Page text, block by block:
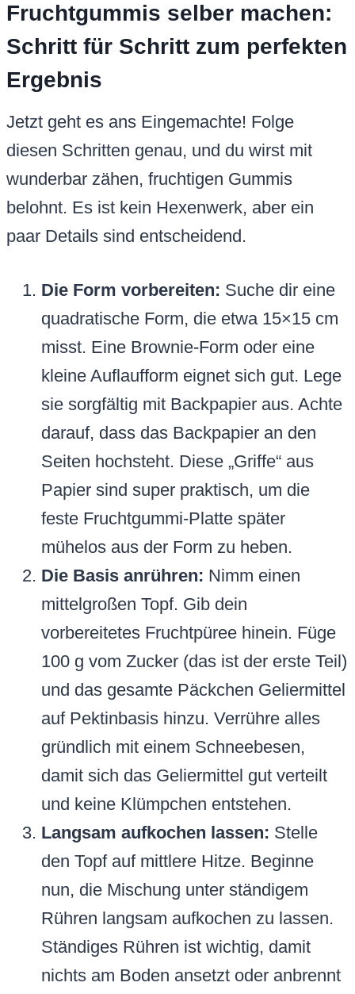
Fruchtgummis selber machen:
Schritt für Schritt zum perfekten
Ergebnis
Jetzt geht es ans Eingemachte! Folge
diesen Schritten genau, und du wirst mit
wunderbar zähen, fruchtigen Gummis
belohnt. Es ist kein Hexenwerk, aber ein
paar Details sind entscheidend.
Die Form vorbereiten: Suche dir eine
quadratische Form, die etwa 15×15 cm
misst. Eine Brownie-Form oder eine
kleine Auflaufform eignet sich gut. Lege
sie sorgfältig mit Backpapier aus. Achte
darauf, dass das Backpapier an den
Seiten hochsteht. Diese „Griffe“ aus
Papier sind super praktisch, um die
feste Fruchtgummi-Platte später
mühelos aus der Form zu heben.
Die Basis anrühren: Nimm einen
mittelgroßen Topf. Gib dein
vorbereitetes Fruchtpüree hinein. Füge
100 g vom Zucker (das ist der erste Teil)
und das gesamte Päckchen Geliermittel
auf Pektinbasis hinzu. Verrühre alles
gründlich mit einem Schneebesen,
damit sich das Geliermittel gut verteilt
und keine Klümpchen entstehen.
Langsam aufkochen lassen: Stelle
den Topf auf mittlere Hitze. Beginne
nun, die Mischung unter ständigem
Rühren langsam aufkochen zu lassen.
Ständiges Rühren ist wichtig, damit
nichts am Boden ansetzt oder anbrennt